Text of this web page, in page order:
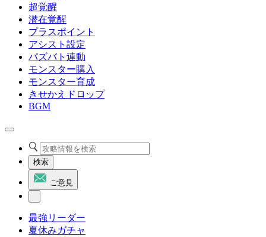
超覚醒
潜在覚醒
プラスポイント
アシスト設定
パズバト連動
モンスター購入
モンスター育成
きせかえドロップ
BGM
検索
ご意見
最強リーダー
夏休みガチャ